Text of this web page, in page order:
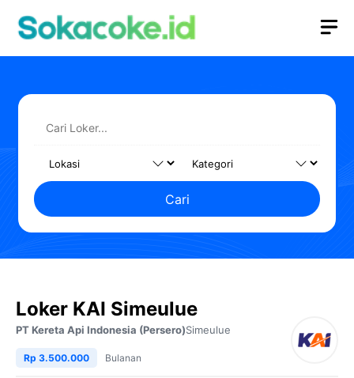
Cari
Loker KAI Simeulue
PT Kereta Api Indonesia (Persero)Simeulue
Rp 3.500.000 Bulanan